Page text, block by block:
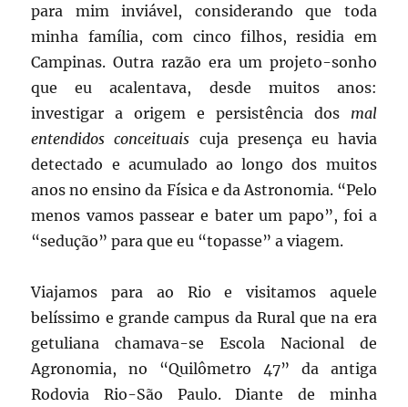
para mim inviável, considerando que toda
minha família, com cinco filhos, residia em
Campinas. Outra razão era um projeto-sonho
que eu acalentava, desde muitos anos:
investigar a origem e persistência dos mal
entendidos conceituais cuja presença eu havia
detectado e acumulado ao longo dos muitos
anos no ensino da Física e da Astronomia. “Pelo
menos vamos passear e bater um papo”, foi a
“sedução” para que eu “topasse” a viagem.
Viajamos para ao Rio e visitamos aquele
belíssimo e grande campus da Rural que na era
getuliana chamava-se Escola Nacional de
Agronomia, no “Quilômetro 47” da antiga
Rodovia Rio-São Paulo. Diante de minha